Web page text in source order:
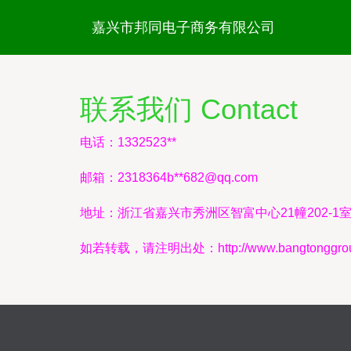
嘉兴市邦同电子商务有限公司
联系我们 Contact
电话：1332523**
邮箱：2318364b**682@qq.com
地址：浙江省嘉兴市秀洲区智富中心21幢202-1室
如若转载，请注明出处：http://